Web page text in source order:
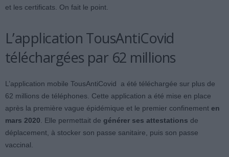
et les certificats. On fait le point.
L’application TousAntiCovid
téléchargées par 62 millions
L’application mobile TousAntiCovid a été téléchargée sur plus de
62 millions de téléphones. Cette application a été mise en place
après la première vague épidémique et le premier confinement en
mars 2020. Elle permettait de générer ses attestations de
déplacement, à stocker son passe sanitaire, puis son passe
vaccinal.